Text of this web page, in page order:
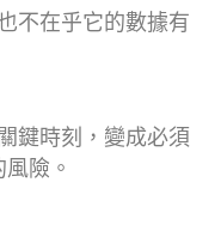
不在乎它的數據有
鍵時刻，變成必須
險。